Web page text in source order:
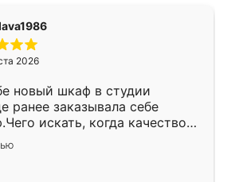
2026
новый шкаф в студии
ранее заказывала себе
искать, когда качеством
Служит кухня уже почти
нет.